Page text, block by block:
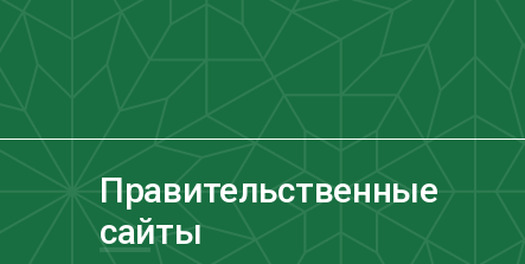
Правительственные
сайты